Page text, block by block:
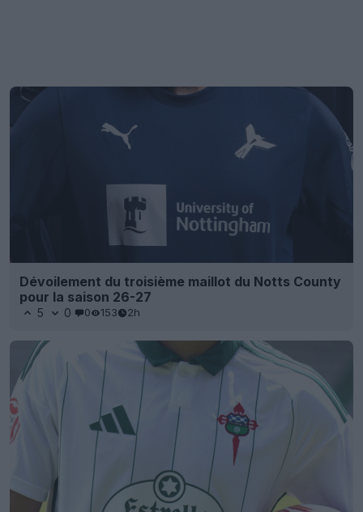
Dévoilement du troisième maillot du Notts County
pour la saison 26-27
5 0 0 153 2h